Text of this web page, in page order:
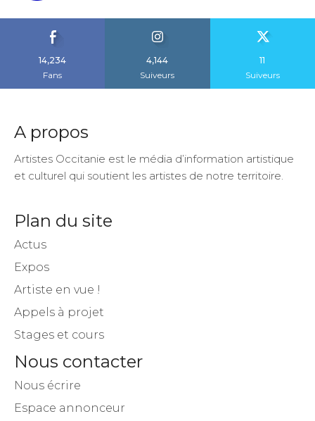
14,234
Fans
4,144
Suiveurs
11
Suiveurs
A propos
Artistes Occitanie est le média d’information artistique
et culturel qui soutient les artistes de notre territoire.
Plan du site
Actus
Expos
Artiste en vue !
Appels à projet
Stages et cours
Nous contacter
Nous écrire
Espace annonceur